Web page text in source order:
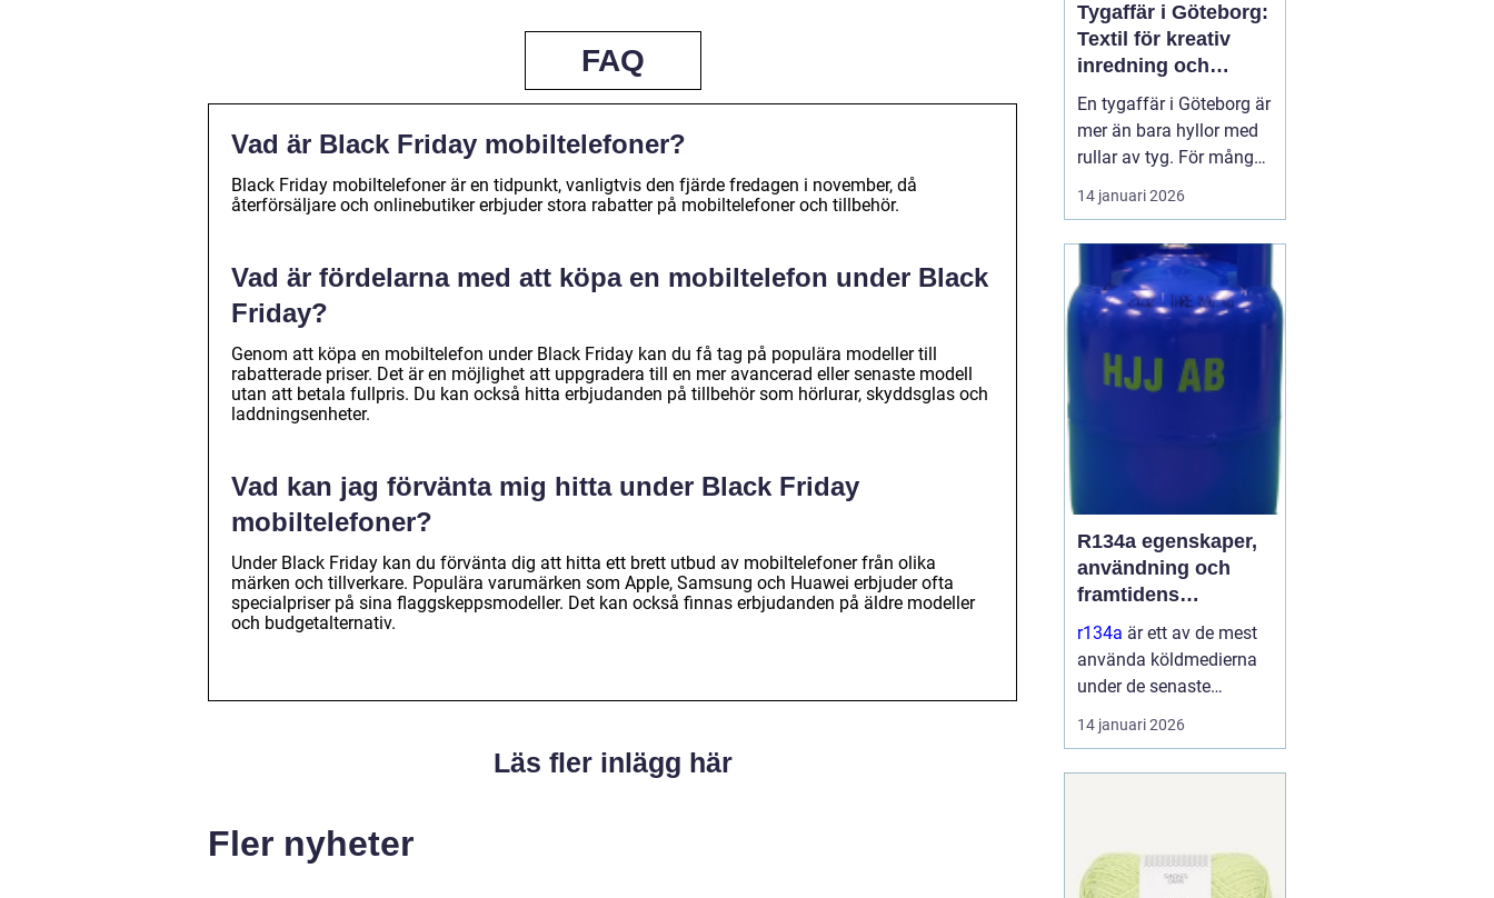
FAQ
Vad är Black Friday mobiltelefoner?
Black Friday mobiltelefoner är en tidpunkt, vanligtvis den fjärde fredagen i november, då
återförsäljare och onlinebutiker erbjuder stora rabatter på mobiltelefoner och tillbehör.
Vad är fördelarna med att köpa en mobiltelefon under Black
Friday?
Genom att köpa en mobiltelefon under Black Friday kan du få tag på populära modeller till
rabatterade priser. Det är en möjlighet att uppgradera till en mer avancerad eller senaste modell
utan att betala fullpris. Du kan också hitta erbjudanden på tillbehör som hörlurar, skyddsglas och
laddningsenheter.
Vad kan jag förvänta mig hitta under Black Friday
mobiltelefoner?
Under Black Friday kan du förvänta dig att hitta ett brett utbud av mobiltelefoner från olika
märken och tillverkare. Populära varumärken som Apple, Samsung och Huawei erbjuder ofta
specialpriser på sina flaggskeppsmodeller. Det kan också finnas erbjudanden på äldre modeller
och budgetalternativ.
Läs fler inlägg här
Fler nyheter
Tygaffär i Göteborg:
Textil för kreativ
inredning och
hållbara projekt
En tygaffär i Göteborg är
mer än bara hyllor med
rullar av tyg. För många
är den en kreativ
verkstad, en
samarbetspartner i både
små och stora
inredningsprojekt. När
14 januari 2026
R134a egenskaper,
användning och
framtidens
alternativ
r134a är ett av de mest
använda köldmedierna
under de senaste
decennierna. Det har
haft en central roll i kyl-
kommersiella kylmöbler
och värmepumpar. Sa...
14 januari 2026